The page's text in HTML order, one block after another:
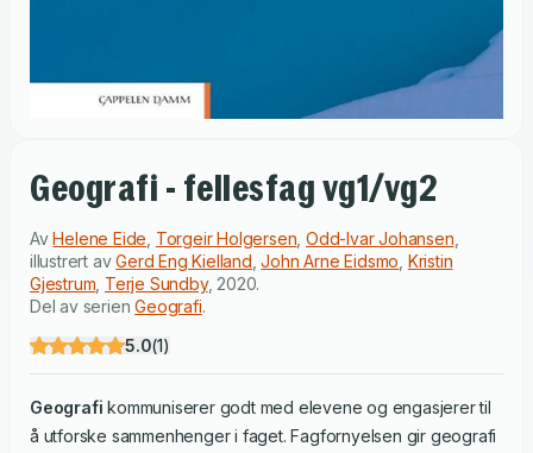
Geografi - fellesfag vg1/vg2
AvHelene Eide Torgeir Holgersen ,Odd-Ivar Johansen
illustrert avGerd Eng Kielland ,John Arne Eidsmo Kristin
Gjestrum Terje Sundby, 2020.
Del av serienGeografi.
5.0(1)
Geografi kommuniserer godt med elevene og engasjerer til
å utforske sammenhenger i faget. Fagfornyelsen gir geografi